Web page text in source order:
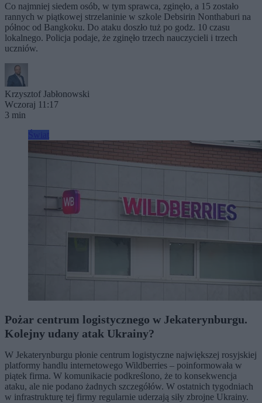
Co najmniej siedem osób, w tym sprawca, zginęło, a 15 zostało
rannych w piątkowej strzelaninie w szkole Debsirin Nonthaburi na
północ od Bangkoku. Do ataku doszło tuż po godz. 10 czasu
lokalnego. Policja podaje, że zginęło trzech nauczycieli i trzech
uczniów.
Krzysztof Jabłonowski
Wczoraj 11:17
3 min
Pożar centrum logistycznego w Jekaterynburgu.
Kolejny udany atak Ukrainy?
W Jekaterynburgu płonie centrum logistyczne największej rosyjskiej
platformy handlu internetowego Wildberries – poinformowała w
piątek firma. W komunikacie podkreślono, że to konsekwencja
ataku, ale nie podano żadnych szczegółów. W ostatnich tygodniach
w infrastrukturę tej firmy regularnie uderzają siły zbrojne Ukrainy.